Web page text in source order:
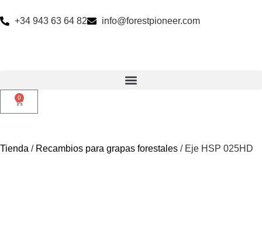
+34 943 63 64 82 info@forestpioneer.com
0
Tienda / Recambios para grapas forestales / Eje HSP 025HD